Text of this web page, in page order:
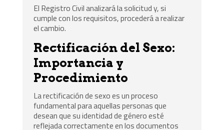
El Registro Civil analizará la solicitud y, si
cumple con los requisitos, procederá a realizar
el cambio.
Rectificación del Sexo:
Importancia y
Procedimiento
La rectificación de sexo es un proceso
fundamental para aquellas personas que
desean que su identidad de género esté
reflejada correctamente en los documentos